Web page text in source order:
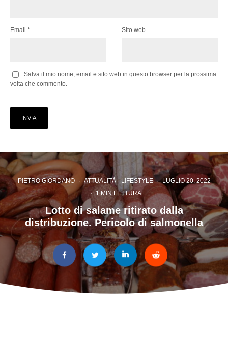
Email * Sito web
Salva il mio nome, email e sito web in questo browser per la prossima
volta che commento.
PIETRO GIORDANO · ATTUALITÀ LIFESTYLE · LUGLIO 20, 2022
· 1 MIN LETTURA
Lotto di salame ritirato dalla
distribuzione. Pericolo di salmonella